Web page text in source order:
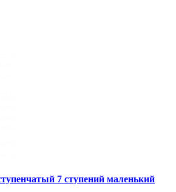
7 ступений маленький